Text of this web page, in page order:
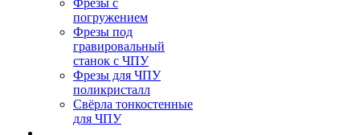
Фрезы с
погружением
Фрезы под
гравировальный
станок с ЧПУ
Фрезы для ЧПУ
поликристалл
Свёрла тонкостенные
для ЧПУ